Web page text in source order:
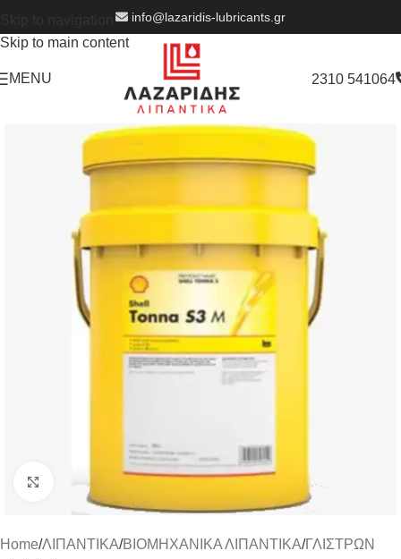
Skip to main content
info@lazaridis-lubricants.gr
MENU 2310 541064
Click to enlarge
Home/ΛΙΠΑΝΤΙΚΑ/ΒΙΟΜΗΧΑΝΙΚΑ ΛΙΠΑΝΤΙΚΑ/ΓΛΙΣΤΡΩΝ